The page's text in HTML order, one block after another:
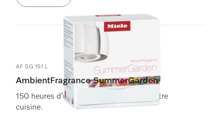
AF SG 151 L
AmbientFragrance SummerGarden
150 heures d’un parfum agréable dans votre
cuisine.